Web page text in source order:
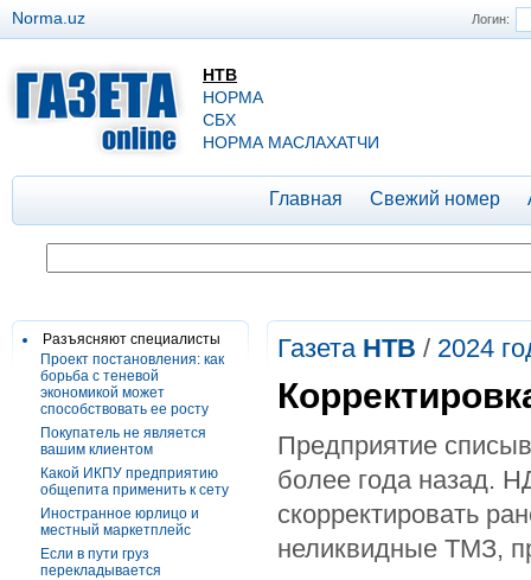
Логин:
Norma.uz
НТВ
НОРМА
СБХ
НОРМА МАСЛАХАТЧИ
Главная Свежий номер
Разъясняют специалисты
Проект постановления: как
борьба с теневой
экономикой может
способствовать ее росту
Покупатель не является
вашим клиентом
Какой ИКПУ предприятию
общепита применить к сету
Иностранное юрлицо и
местный маркетплейс
Если в пути груз
перекладывается
Газета НТВ / 2024
Предприятие
более года назад.
скорректировать
неликвидные ТМЗ,